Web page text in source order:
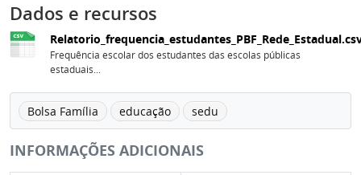
Dados e recursos
Frequência escolar dos estudantes das escolas públicas
estaduais...
Bolsa Família educação sedu
INFORMAÇÕES ADICIONAIS